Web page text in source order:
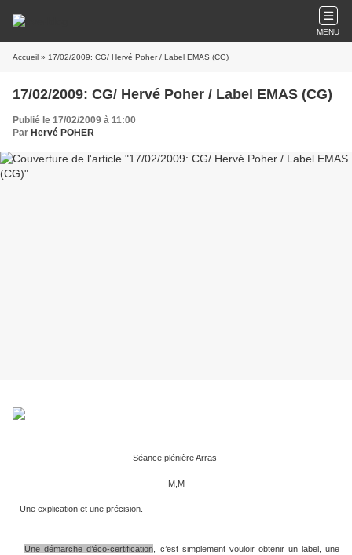
MENU
Accueil » 17/02/2009: CG/ Hervé Poher / Label EMAS (CG)
17/02/2009: CG/ Hervé Poher / Label EMAS (CG)
Publié le 17/02/2009 à 11:00
Par Hervé POHER
Séance plénière Arras
M,M
Une explication et une précision.
Une démarche d’éco-certification , c’est simplement vouloir obtenir un label, une